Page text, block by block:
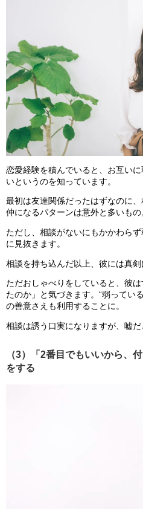
恋愛経験を積んでいると、お互い
いというのを知っています。
最初は友達関係だったはずなのに
仲になるパターンは意外と多いもの
ただし、相談がないにもかかわら
に見抜きます。
相談を持ち込んだ以上、彼には真剣
ただおしゃべりをしていると、彼
たのか」と気づきます。“弱ってい
の善意さえも利用することに。
相談は誘う口実になりますが、嘘だ
（3）「2番目でもいいから、
をする